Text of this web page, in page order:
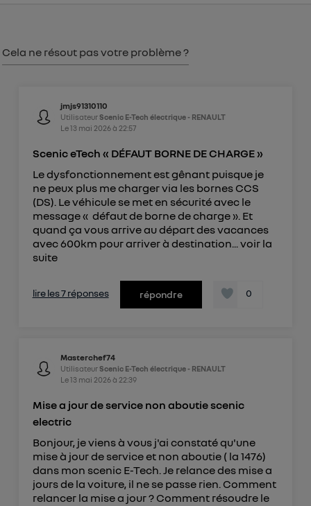
Cela ne résout pas votre problème ?
jmjs91310110
UtilisateurScenic E-Tech électrique - RENAULT
Le13 mai 2026à 22:57
Scenic eTech « DÉFAUT BORNE DE CHARGE »
Le dysfonctionnement est gênant puisque je
ne peux plus me charger via les bornes CCS
(DS). Le véhicule se met en sécurité avec le
message « défaut de borne de charge ». Et
quand ça vous arrive au départ des vacances
avec 600km pour arriver à destination... voir la
suite
lire les 7 réponses répondre 0
Masterchef74
UtilisateurScenic E-Tech électrique - RENAULT
Le13 mai 2026à 22:39
Mise a jour de service non aboutie scenic
electric
Bonjour, je viens à vous j'ai constaté qu'une
mise à jour de service et non aboutie ( la 1476)
dans mon scenic E-Tech. Je relance des mise a
jours de la voiture, il ne se passe rien. Comment
relancer la mise a jour ? Comment résoudre le
Pour plus d'informations, veuillez consulter